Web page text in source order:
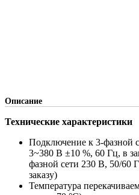
Описание
Технические характеристики
Подключение к 3-фазной
3~380 В ±10 %, 60 Гц, в
фазной сети 230 В, 50/60
заказу)
Температура